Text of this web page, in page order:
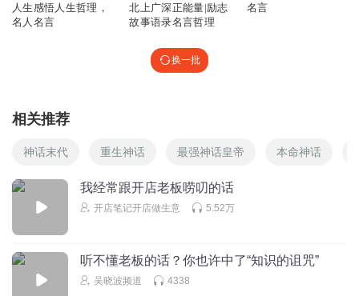
人生感悟人生哲理，
名人名言
北上广深正能量|励志
故事语录名言哲理
名言
换一批
相关推荐
神话末代 重生神话 最强神话皇帝 本命神话
我经常跟开店老板唠叨的话
开店笔记开店做生意 5.52万
听不懂老板的话？你也许中了“知识的诅咒”
吴晓波频道 4338